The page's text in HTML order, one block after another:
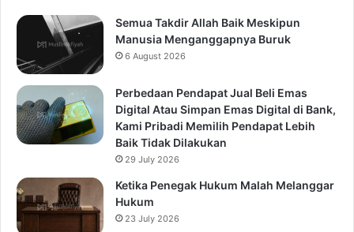
Semua Takdir Allah Baik Meskipun
Manusia Menganggapnya Buruk
6 August 2026
Perbedaan Pendapat Jual Beli Emas
Digital Atau Simpan Emas Digital di Bank,
Kami Pribadi Memilih Pendapat Lebih
Baik Tidak Dilakukan
29 July 2026
Ketika Penegak Hukum Malah Melanggar
Hukum
23 July 2026